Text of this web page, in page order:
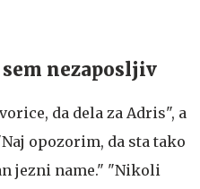
nezaposljiv
da dela za Adris", a
opozorim, da sta tako
jezni name." "Nikoli